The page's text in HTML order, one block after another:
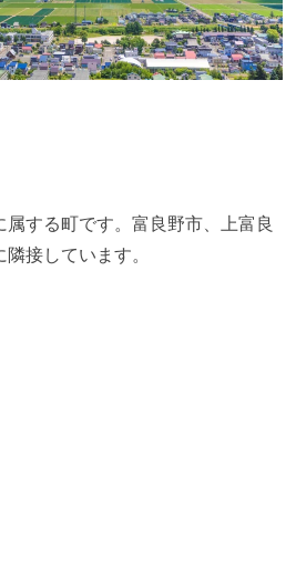
する町です。富良野市、上富良
接しています。